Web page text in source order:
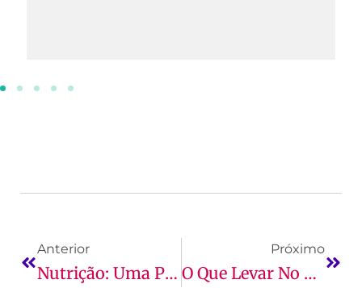
Anterior
Nutrição: Uma Profissão A Serviço Do Bem-Estar
Próximo
O Que Levar No Dia Do Vestibular Da UNDB?